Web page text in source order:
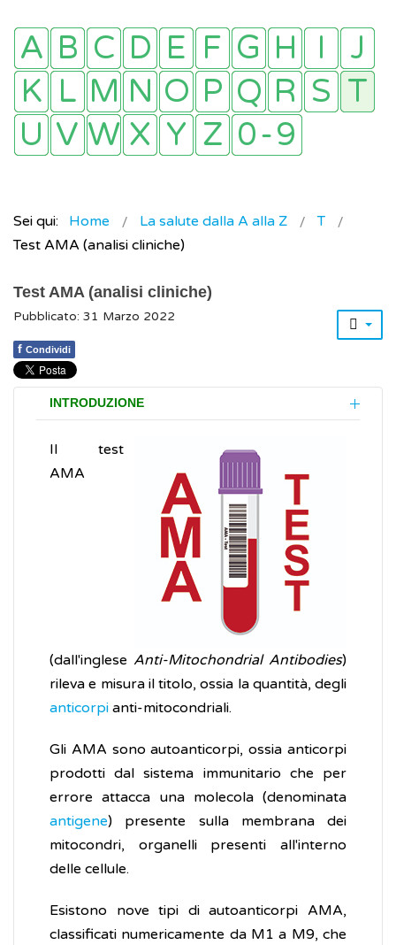
Sei qui: Home La salute dalla A alla Z
T
Test AMA (analisi cliniche)
Test AMA (analisi cliniche)
Pubblicato: 31 Marzo 2022
f Condividi
INTRODUZIONE
Il test
AMA
(dall'inglese Anti-Mitochondrial Antibodies)
rileva e misura il titolo, ossia la quantità, degli
anticorpi anti-mitocondriali.
Gli AMA sono autoanticorpi, ossia anticorpi
prodotti dal sistema immunitario che per
errore attacca una molecola (denominata
antigene) presente sulla membrana dei
mitocondri, organelli presenti all'interno
delle cellule.
Esistono nove tipi di autoanticorpi AMA,
classificati numericamente da M1 a M9, che